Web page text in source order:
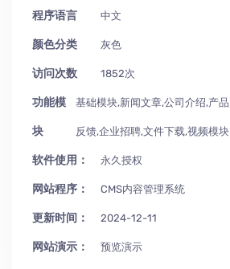
程序语言 中文
颜色分类 灰色
访问次数 1852次
功能模
块
基础模块,新闻文章,公司介绍,产
反馈,企业招聘,文件下载,视频模块
软件使用： 永久授权
网站程序： CMS内容管理系统
更新时间： 2024-12-11
网站演示： 预览演示